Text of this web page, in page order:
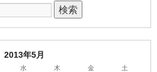
2013年5月
水 木 金 土